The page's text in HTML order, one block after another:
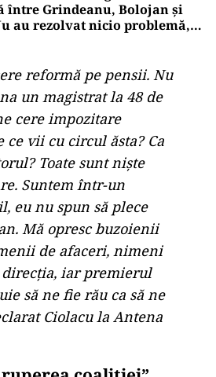
între Grindeanu, Bolojan și
au rezolvat nicio problemă, ci
reformă pe pensii. Nu
un magistrat la 48 de
cere impozitare
ce vii cu circul ăsta? Ca
Toate sunt niște
Suntem într-un
eu nu spun să plece
Mă opresc buzoienii
de afaceri, nimeni
direcția, iar premierul
să ne fie rău ca să ne
Ciolacu la Antena